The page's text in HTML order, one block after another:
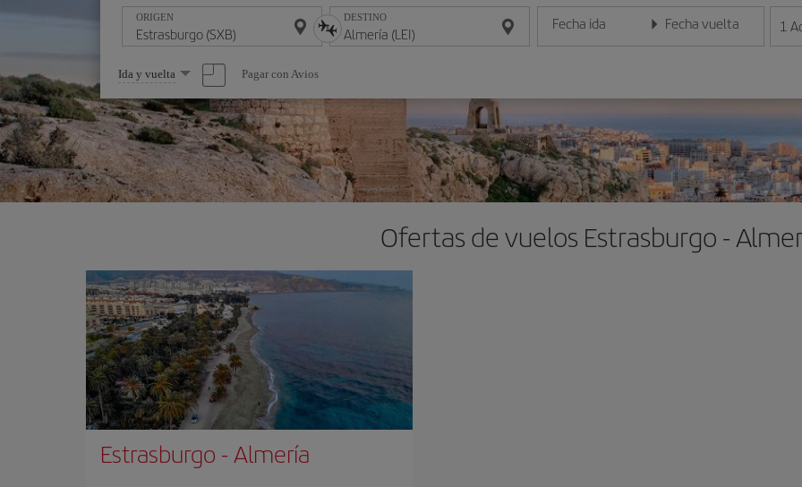
ORIGEN DESTINO Fecha ida
Introduce la fecha en formato día/mes/año
Fecha vuelta
Introduce la fecha en 1
Seleccione
una
opción
Ida y vuelta Pagar con Avios
Ofertas de vuelos Estrasburgo -
Estrasburgo -Almería